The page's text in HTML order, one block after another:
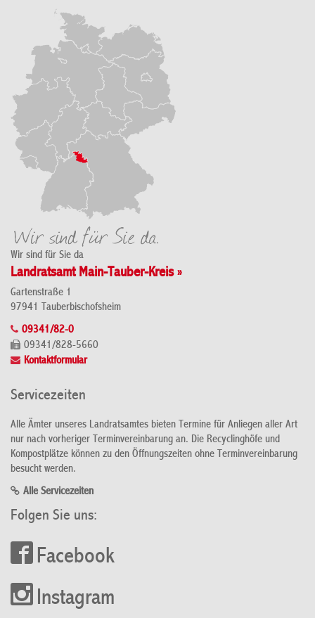
Wir sind für Sie da
Landratsamt Main-Tauber-Kreis »
Gartenstraße 1
97941 Tauberbischofsheim
09341/82-0
09341/828-5660
Kontaktformular
Servicezeiten
Alle Ämter unseres Landratsamtes bieten Termine für Anliegen aller Art
nur nach vorheriger Terminvereinbarung an. Die Recyclinghöfe und
Kompostplätze können zu den Öffnungszeiten ohne Terminvereinbarung
besucht werden.
Alle Servicezeiten
Folgen Sie uns:
Facebook
Instagram